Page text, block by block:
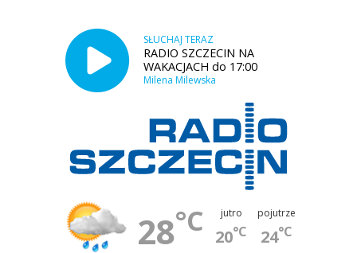
SŁUCHAJ TERAZ
RADIO SZCZECIN NA
WAKACJACH do 17:00
Milena Milewska
28°C jutro
20°C
pojutrze
24°C